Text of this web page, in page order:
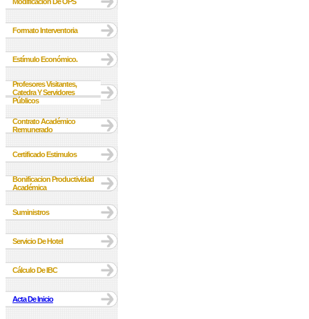
Formato Interventoria
Estímulo Económico.
Profesores Visitantes,
Catedra Y Servidores
Públicos
Contrato Académico
Remunerado
Certificado Estimulos
Bonificacion Productividad
Académica
Suministros
Servicio De Hotel
Cálculo De IBC
Acta De Inicio